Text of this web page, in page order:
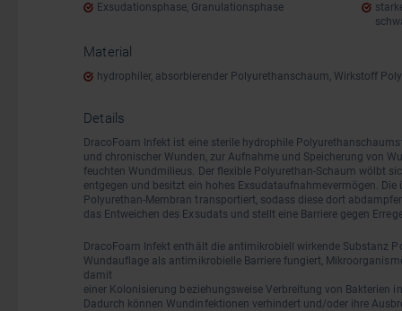
Exsudationsphase, Granulationsphase
Material
hydrophiler, absorbierender Polyurethanschaum, Wirkstoff
Details
DracoFoam Infekt ist eine sterile hydrophile
und chronischer Wunden, zur Aufnahme und Speicherung von
feuchten Wundmilieus. Der flexible Polyurethan-Schaum wölbt
entgegen und besitzt ein hohes Exsudataufnahmevermögen.
Polyurethan-Membran transportiert, sodass diese dort
das Entweichen des Exsudats und stellt eine Barriere gegen
DracoFoam Infekt enthält die antimikrobiell wirkende Substanz
Wundauflage als antimikrobielle Barriere fungiert,
damit
einer Kolonisierung beziehungsweise Verbreitung von Bakterien
Dadurch können Wundinfektionen verhindert und/oder ihre